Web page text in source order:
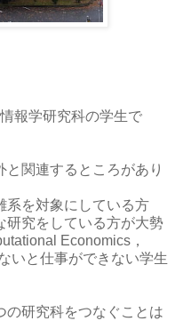
報学研究科の学生で
関連するところがあり
系を対象にしている方
研究をしている方が大勢
Economics，
いと仕事ができない学生
の研究科をつなぐことは